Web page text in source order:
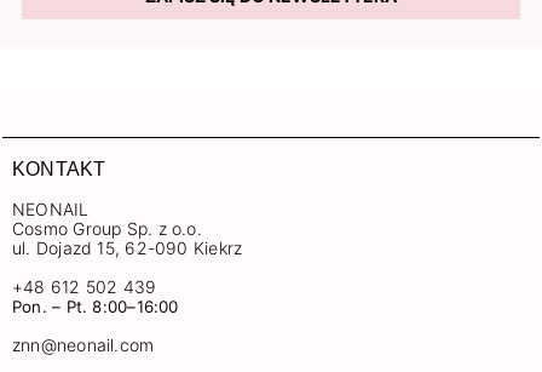
KONTAKT
NEONAIL
Cosmo Group Sp. z o.o.
ul. Dojazd 15, 62-090 Kiekrz
+48 612 502 439
Pon. – Pt. 8:00–16:00
znn@neonail.com